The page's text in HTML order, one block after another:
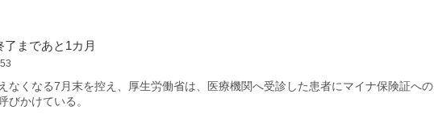
まであと1カ月
なくなる7月末を控え、厚生労働省は、医療機関へ受診した患者にマイナ保険証への
びかけている。